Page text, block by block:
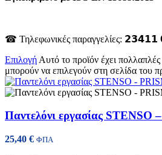
☎ Τηλεφωνικές παραγγελίες:
Επιλογή Αυτό το προϊόν έχει
μπορούν να επιλεγούν στη σελίδα του
Παντελόνι εργασίας STENSO
25,40 € ΦΠΑ